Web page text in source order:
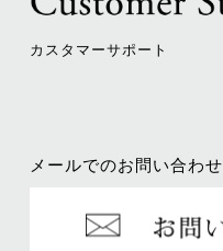
カスタマーサポート
メールでのお問い合わせ